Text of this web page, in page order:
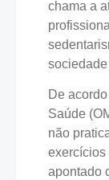
chama a
De
Saúde
não
exercícios
apontado